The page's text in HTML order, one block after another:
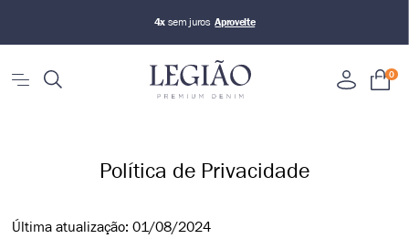
no PIX
0
Política de Privacidade
Última atualização: 01/08/2024